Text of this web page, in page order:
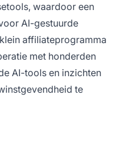
waardoor een
AI-gestuurde
affiliateprogramma
met honderden
AI-tools en inzichten
te